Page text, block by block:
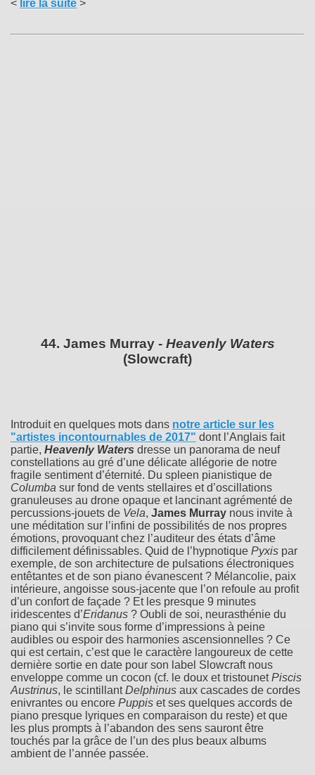
< lire la suite >
44. James Murray - Heavenly Waters
(Slowcraft)
Introduit en quelques mots dans notre article sur les
"artistes incontournables de 2017" dont l’Anglais fait
partie, Heavenly Waters dresse un panorama de neuf
constellations au gré d’une délicate allégorie de notre
fragile sentiment d’éternité. Du spleen pianistique de
Columba sur fond de vents stellaires et d’oscillations
granuleuses au drone opaque et lancinant agrémenté de
percussions-jouets de Vela, James Murray nous invite à
une méditation sur l’infini de possibilités de nos propres
émotions, provoquant chez l’auditeur des états d’âme
difficilement définissables. Quid de l’hypnotique Pyxis par
exemple, de son architecture de pulsations électroniques
entêtantes et de son piano évanescent ? Mélancolie, paix
intérieure, angoisse sous-jacente que l’on refoule au profit
d’un confort de façade ? Et les presque 9 minutes
iridescentes d’Eridanus ? Oubli de soi, neurasthénie du
piano qui s’invite sous forme d’impressions à peine
audibles ou espoir des harmonies ascensionnelles ? Ce
qui est certain, c’est que le caractère langoureux de cette
dernière sortie en date pour son label Slowcraft nous
enveloppe comme un cocon (cf. le doux et tristounetPiscis
Austrinus, le scintillantDelphinus aux cascades de cordes
enivrantes ou encore Puppis et ses quelques accords de
piano presque lyriques en comparaison du reste) et que
les plus prompts à l’abandon des sens sauront être
touchés par la grâce de l’un des plus beaux albums
ambient de l’année passée.